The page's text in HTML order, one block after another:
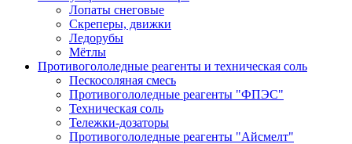
Лопаты снеговые
Скреперы, движки
Ледорубы
Мётлы
Противогололедные реагенты и техническая соль
Пескосоляная смесь
Противогололедные реагенты "ФПЭС"
Техническая соль
Тележки-дозаторы
Противогололедные реагенты "Айсмелт"